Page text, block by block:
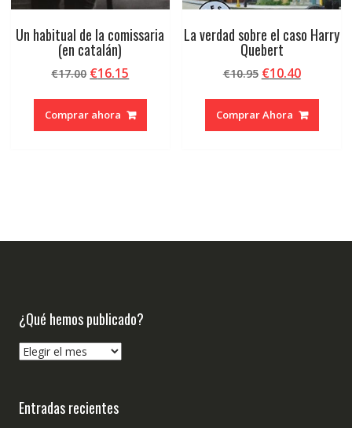
Un habitual de la comissaria
(en catalán)
€17.00 El
original
era:
€16.15
actual
es:
Comprar ahora
La verdad sobre el caso Harry
Quebert
€10.95 El
original
era:
€10.40El
actual
es:
Comprar Ahora
¿Qué hemos publicado?
¿Qué
Entradas recientes